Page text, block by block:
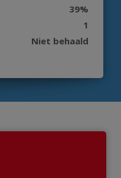
39%
1
Niet behaald